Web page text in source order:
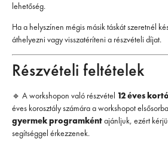
lehetőség.
Ha a helyszínen mégis másik táskát szeretnél
áthelyezni vagy visszatéríteni a részvételi díjat.
Részvételi feltételek
🔹 A workshopon való részvétel 12 éves
éves korosztály számára a workshopot
gyermek programkéntajánljuk, ezért
segítséggel érkezzenek.